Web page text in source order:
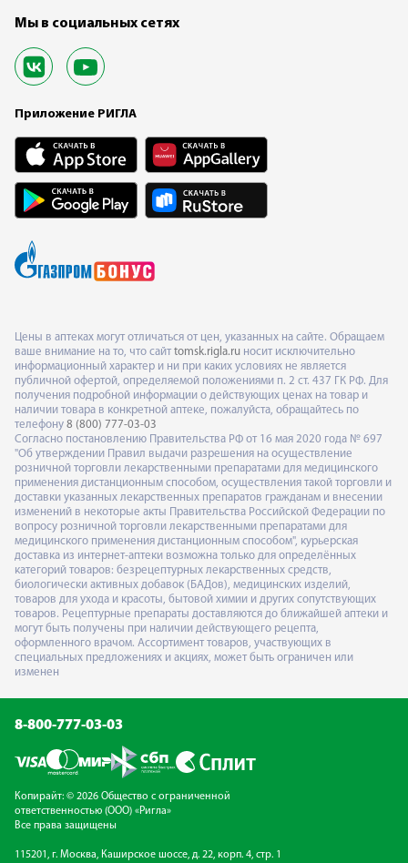
Мы в социальных сетях
Приложение РИГЛА
Цены в аптеках могут отличаться от цен, указанных на сайте. Обращаем
ваше внимание на то, что сайт tomsk.rigla.ru носит исключительно
информационный характер и ни при каких условиях не является
публичной офертой, определяемой положениями п. 2 ст. 437 ГК РФ. Для
получения подробной информации о действующих ценах на товар и
наличии товара в конкретной аптеке, пожалуйста, обращайтесь по
телефону 8 (800) 777-03-03
Согласно постановлению Правительства РФ от 16 мая 2020 года № 697
"Об утверждении Правил выдачи разрешения на осуществление
розничной торговли лекарственными препаратами для медицинского
применения дистанционным способом, осуществления такой торговли и
доставки указанных лекарственных препаратов гражданам и внесении
изменений в некоторые акты Правительства Российской Федерации по
вопросу розничной торговли лекарственными препаратами для
медицинского применения дистанционным способом", курьерская
доставка из интернет-аптеки возможна только для определённых
категорий товаров: безрецептурных лекарственных средств,
биологически активных добавок (БАДов), медицинских изделий,
товаров для ухода и красоты, бытовой химии и других сопутствующих
товаров. Рецептурные препараты доставляются до ближайшей аптеки и
могут быть получены при наличии действующего рецепта,
оформленного врачом. Ассортимент товаров, участвующих в
специальных предложениях и акциях, может быть ограничен или
изменен
8-800-777-03-03
Копирайт: © 2026 Общество с ограниченной
ответственностью (ООО) «Ригла»
Все права защищены
115201, г. Москва, Каширское шоссе, д. 22, корп. 4, стр. 1